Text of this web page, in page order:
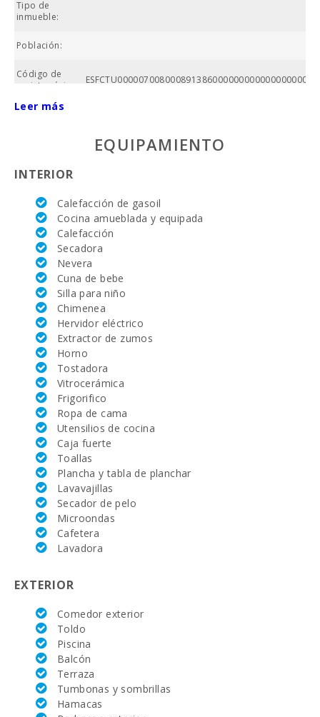
Tipo de
inmueble:
Población:
Código de
registro único:
Precio :
Nº baños:
Nº de
dormitorios:
Superficie
casa (m2):
Campo de
golf La
Reserva
Rotana (km):
Campo de
Golf Santa
Ponsa (km):
Alcanada Golf
(km ):
Vall d´Or Golf
(km):
Equitación Son
Menut (km):
Academia de
tenis Rafa
Hospital de
Hospital Son
Espases Palma
de Mallorca
(km):
Mercado
semanal en
Porto Colom (
Leer más
EQUIPAMIENTO
INTERIOR
Calefacción de gasoil
Cocina amueblada y equipada
Calefacción
Secadora
Nevera
Cuna de bebe
Silla para niño
Chimenea
Hervidor eléctrico
Extractor de zumos
Horno
Tostadora
Vitrocerámica
Frigorifico
Ropa de cama
Utensilios de cocina
Caja fuerte
Toallas
Plancha y tabla de planchar
Lavavajillas
Secador de pelo
Microondas
Cafetera
Lavadora
EXTERIOR
Comedor exterior
Toldo
Piscina
Balcón
Terraza
Tumbonas y sombrillas
Hamacas